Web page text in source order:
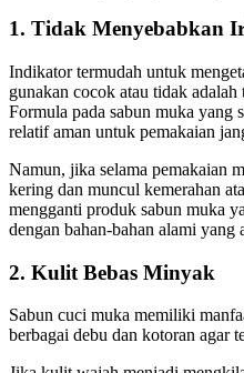
1. Tidak Menyebabkan
Indikator termudah untuk
gunakan cocok atau tidak
Formula pada sabun muka yang
relatif aman untuk pemakaian
Namun, jika selama pemakaian
kering dan muncul kemerahan
mengganti produk sabun muka
dengan bahan-bahan alami
2. Kulit Bebas Minyak
Sabun cuci muka memiliki
berbagai debu dan kotoran agar